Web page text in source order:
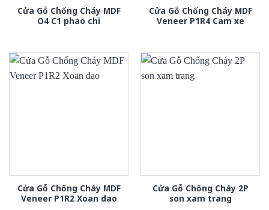
Cửa Gỗ Chống Cháy MDF
O4 C1 phao chi
Cửa Gỗ Chống Cháy MDF
Veneer P1R4 Cam xe
Cửa Gỗ Chống Cháy MDF
Veneer P1R2 Xoan dao
Cửa Gỗ Chống Cháy 2P
son xam trang